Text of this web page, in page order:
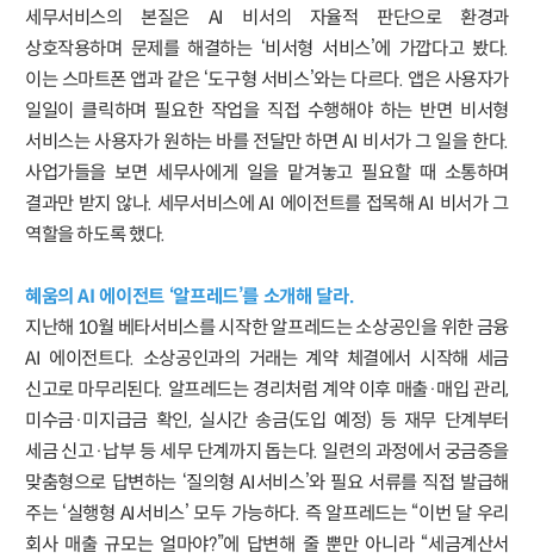
세무서비스의 본질은 AI 비서의 자율적 판단으로 환경과
상호작용하며 문제를 해결하는 ‘비서형 서비스’에 가깝다고 봤다.
이는 스마트폰 앱과 같은 ‘도구형 서비스’와는 다르다. 앱은 사용자가
일일이 클릭하며 필요한 작업을 직접 수행해야 하는 반면 비서형
서비스는 사용자가 원하는 바를 전달만 하면 AI 비서가 그 일을 한다.
사업가들을 보면 세무사에게 일을 맡겨놓고 필요할 때 소통하며
결과만 받지 않나. 세무서비스에 AI 에이전트를 접목해 AI 비서가 그
역할을 하도록 했다.
혜움의 AI 에이전트 ‘알프레드’를 소개해 달라.
지난해 10월 베타서비스를 시작한 알프레드는 소상공인을 위한 금융
AI 에이전트다. 소상공인과의 거래는 계약 체결에서 시작해 세금
신고로 마무리된다. 알프레드는 경리처럼 계약 이후 매출·매입 관리,
미수금·미지급금 확인, 실시간 송금(도입 예정) 등 재무 단계부터
세금 신고·납부 등 세무 단계까지 돕는다. 일련의 과정에서 궁금증을
맞춤형으로 답변하는 ‘질의형 AI서비스’와 필요 서류를 직접 발급해
주는 ‘실행형 AI서비스’ 모두 가능하다. 즉 알프레드는 “이번 달 우리
회사 매출 규모는 얼마야?”에 답변해 줄 뿐만 아니라 “세금계산서